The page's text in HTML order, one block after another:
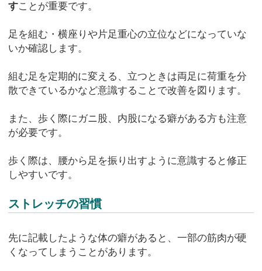
すことが重要です。
足を組む・横座りや片足重心の立位などになっていな
いか確認します。
組む足を定期的に変える、立つときは両足に荷重を分
散できているかなど意識することで改善を図ります。
また、歩く際にガニ股、内股になる癖がある方も注意
が必要です。
歩く際は、腰から足を振り出すように意識すると修正
しやすいです。
ストレッチの習慣
先に記載したような体の癖があると、一部の筋肉が硬
くなってしまうことがあります。